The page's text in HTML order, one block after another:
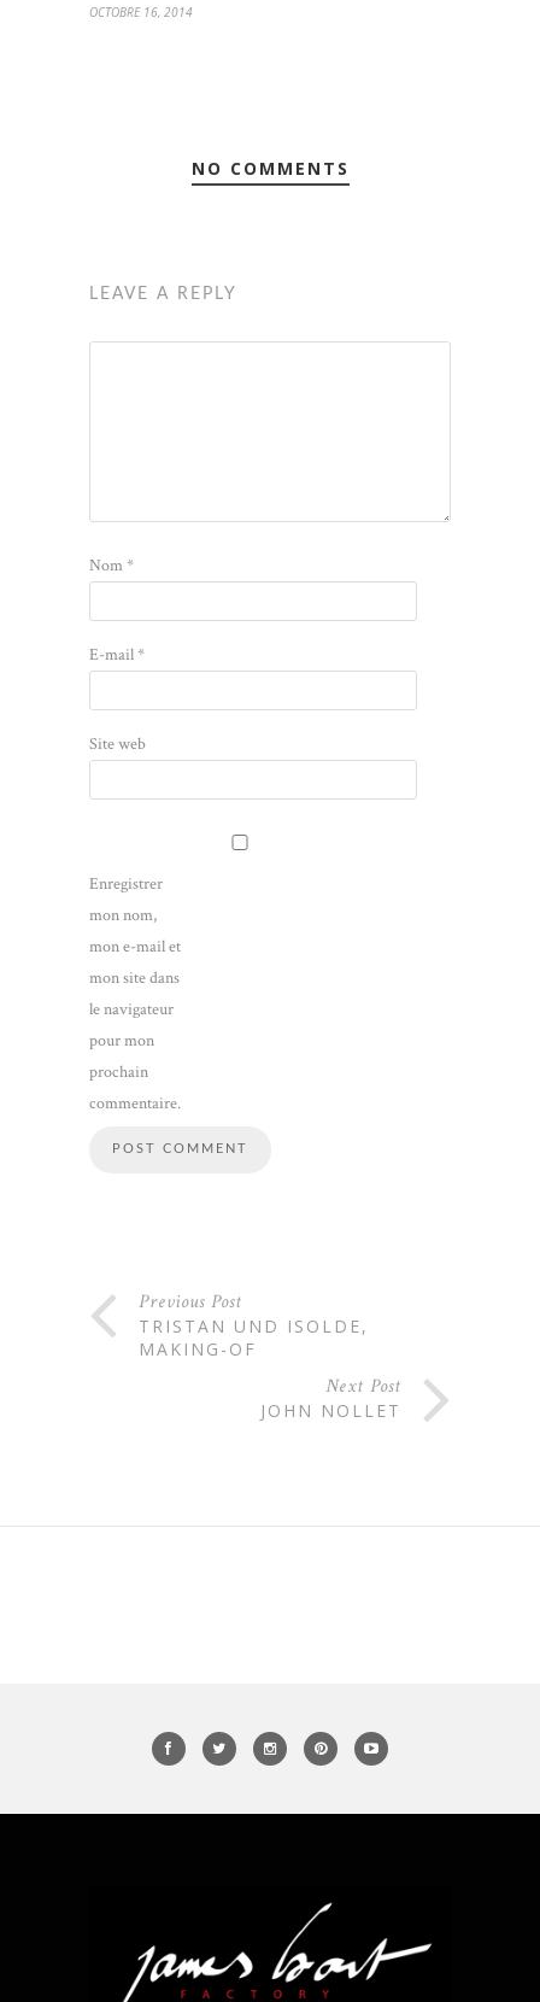
OCTOBRE 16, 2014
NO COMMENTS
LEAVE A REPLY
Nom*
E-mail*
Site web
Enregistrer
mon nom,
mon e-mail et
mon site dans
le navigateur
pour mon
prochain
commentaire.
Previous Post
TRISTAN UND ISOLDE,
MAKING-OF
Next Post
JOHN NOLLET